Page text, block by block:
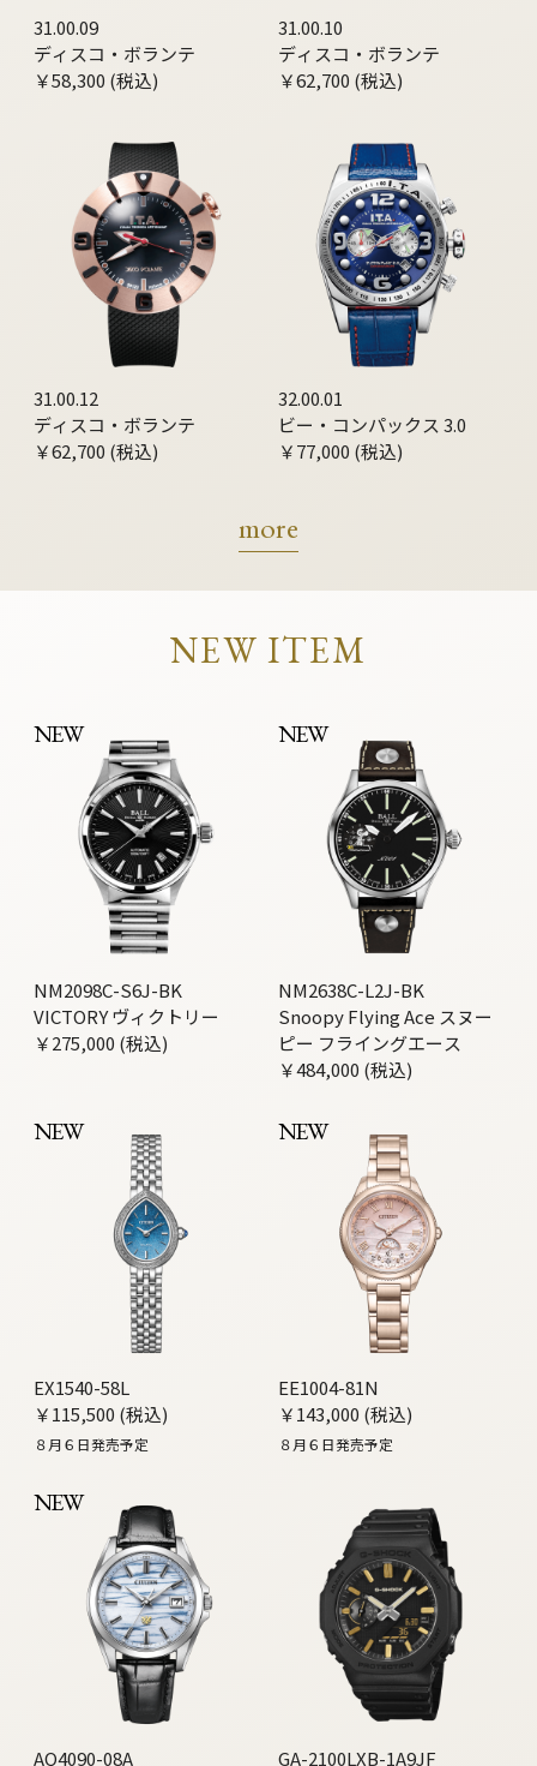
31.00.09
ディスコ・ボランテ
￥58,300 (税込)
31.00.10
ディスコ・ボランテ
￥62,700 (税込)
31.00.12
ディスコ・ボランテ
￥62,700 (税込)
32.00.01
ビー・コンパックス 3.0
￥77,000 (税込)
more
NEW ITEM
NEW
NM2098C-S6J-BK
VICTORY ヴィクトリー
￥275,000 (税込)
NEW
NM2638C-L2J-BK
Snoopy Flying Ace スヌー
ピー フライングエース
￥484,000 (税込)
NEW
EX1540-58L
￥115,500 (税込)
８月６日発売予定
NEW
EE1004-81N
￥143,000 (税込)
８月６日発売予定
NEW
AQ4090-08A
GA-2100LXB-1A9JF